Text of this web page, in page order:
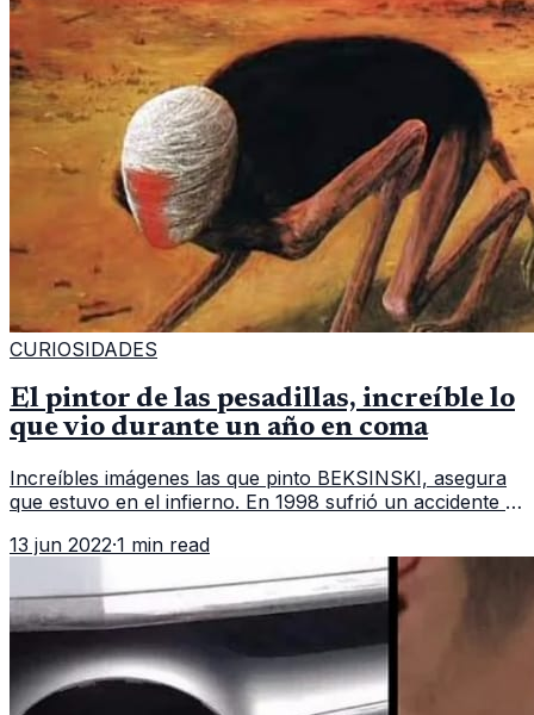
CURIOSIDADES
El pintor de las pesadillas, increíble lo
que vio durante un año en coma
Increíbles imágenes las que pinto BEKSINSKI, asegura
que estuvo en el infierno. En 1998 sufrió un accidente y
solo veras en tus
13 jun 2022·1 min read